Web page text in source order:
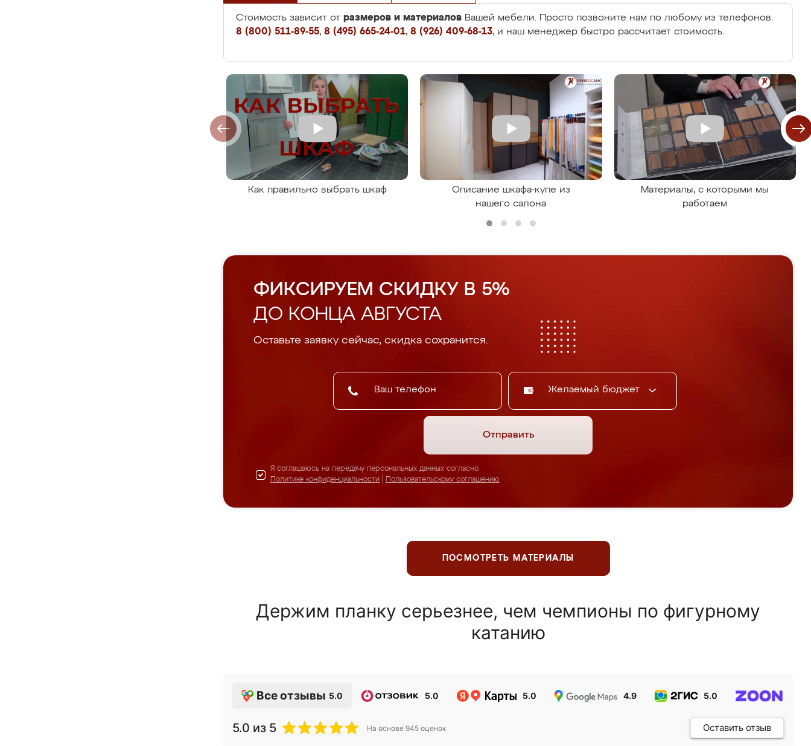
Стоимость зависит от размеров и материалов Вашей мебели. Просто позвоните нам по любому из телефонов:
8 (800) 511-89-55, 8 (495) 665-24-01, 8 (926) 409-68-13, и наш менеджер быстро рассчитает стоимость.
Как правильно выбрать шкаф
Описание шкафа-купе из
нашего салона
Материалы, с которыми мы
работаем
ФИКСИРУЕМ СКИДКУ В 5%
ДО КОНЦА АВГУСТА
Оставьте заявку сейчас, скидка сохранится.
Желаемый бюджет
Отправить
Я соглашаюсь на передачу персональных данных согласно
Политике конфиденциальности
Пользовательскому соглашению
ПОСМОТРЕТЬ МАТЕРИАЛЫ
Держим планку серьезнее, чем чемпионы по фигурному
катанию
Все отзывы 5.0 5.0 5.0 4.9 5.0
5.0 из 5 На основе 945 оценок Оставить отзыв